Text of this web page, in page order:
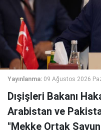
Yayınlanma: 09 Ağustos 2026
Dışişleri Bakanı
Arabistan ve
"Mekke Ortak